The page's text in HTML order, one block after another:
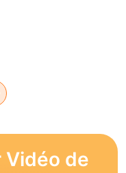
Vidéo de